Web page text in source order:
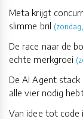
Meta krijgt
slimme bril
De race naar de
echte merkgroei
De AI Agent stack
alle vier nodig
Van idee tot code